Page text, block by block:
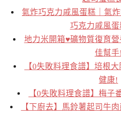
氣炸巧克力戚風蛋糕｜氣
巧克力戚風
地力米開箱♥礦物質復育
佳幫手!
【0失敗料理食譜】培根
健康!
【0失敗料理食譜】梅子
【下廚去】馬鈴薯起司牛